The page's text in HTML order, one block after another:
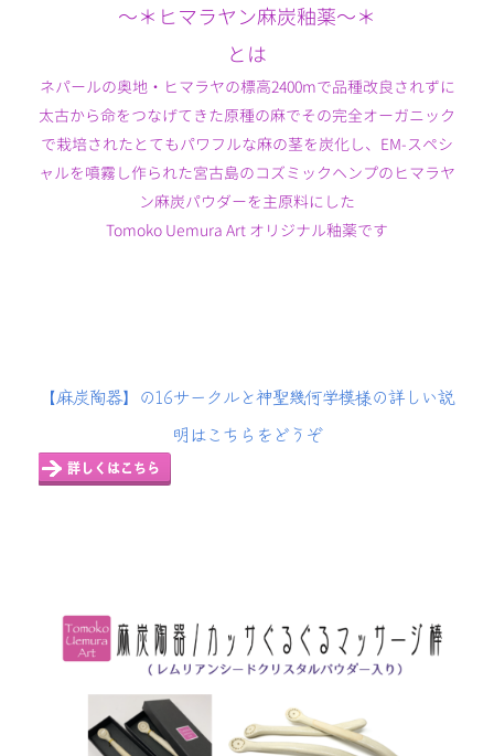
〜＊ヒマラヤン麻炭釉薬〜＊
とは
ネパールの奥地・ヒマラヤの標高2400mで品種改良されずに
太古から命をつなげてきた原種の麻でその完全オーガニック
で栽培されたとてもパワフルな麻の茎を炭化し、EM-スペシ
ャルを噴霧し作られた宮古島のコズミックヘンプのヒマラヤ
ン麻炭パウダーを主原料にした
Tomoko Uemura Art オリジナル釉薬です
【麻炭陶器】の16サークルと神聖幾何学模様の詳しい説
明はこちらをどうぞ